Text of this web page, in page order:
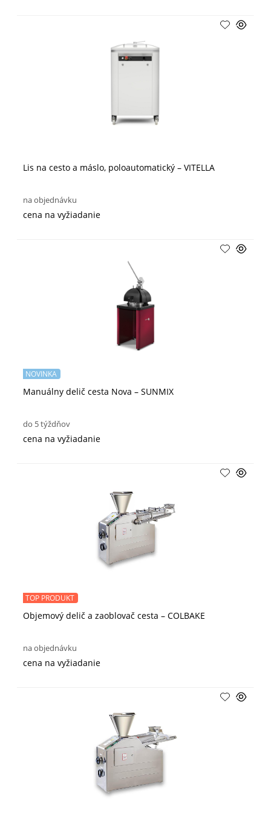
Lis na cesto a máslo, poloautomatický – VITELLA
na objednávku
cena na vyžiadanie
Manuálny delič cesta Nova – SUNMIX
NOVINKA
do 5 týždňov
cena na vyžiadanie
Objemový delič a zaoblovač cesta – COLBAKE
TOP PRODUKT
na objednávku
cena na vyžiadanie